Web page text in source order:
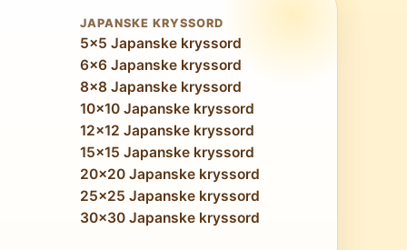
JAPANSKE KRYSSORD
5x5 Japanske kryssord
6x6 Japanske kryssord
8x8 Japanske kryssord
10x10 Japanske kryssord
12x12 Japanske kryssord
15x15 Japanske kryssord
20x20 Japanske kryssord
25x25 Japanske kryssord
30x30 Japanske kryssord